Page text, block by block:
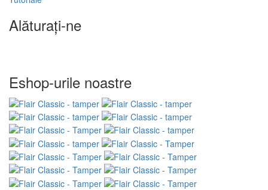
Alăturați-ne
Eshop-urile noastre